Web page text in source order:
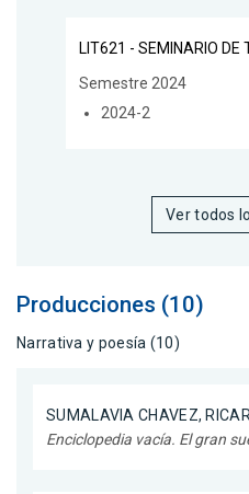
LIT621 - SEMINARIO DE
Semestre 2024
2024-2
Ver todos
Producciones (10)
Narrativa y poesía (10)
SUMALAVIA CHAVEZ,
Enciclopedia vacía. El gran